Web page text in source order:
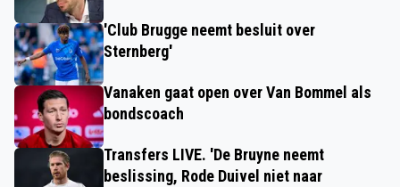
'Club Brugge neemt besluit over
Sternberg'
Vanaken gaat open over Van Bommel als
bondscoach
Transfers LIVE. 'De Bruyne neemt
beslissing, Rode Duivel niet naar